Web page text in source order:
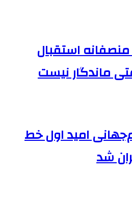
استقبال
ماندگار نیست
امید اول خط
شد